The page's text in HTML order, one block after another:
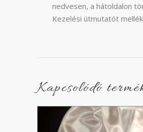
nedvesen, a hátoldalon
Kezelési útmutatót
Kapcsolódó